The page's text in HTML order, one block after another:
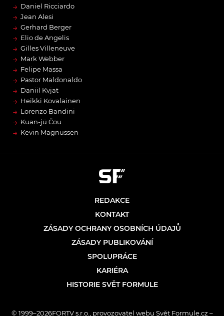
→ Daniel Ricciardo
→ Jean Alesi
→ Gerhard Berger
→ Elio de Angelis
→ Gilles Villeneuve
→ Mark Webber
→ Felipe Massa
→ Pastor Maldonaldo
→ Daniil Kvjat
→ Heikki Kovalainen
→ Lorenzo Bandini
→ Kuan-jü Čou
→ Kevin Magnussen
REDAKCE
KONTAKT
ZÁSADY OCHRANY OSOBNÍCH ÚDAJŮ
ZÁSADY PUBLIKOVÁNÍ
SPOLUPRÁCE
KARIÉRA
HISTORIE SVĚT FORMULE
© 1999–2026FORTV s.r.o., provozovatel webu Svět Formule.cz –